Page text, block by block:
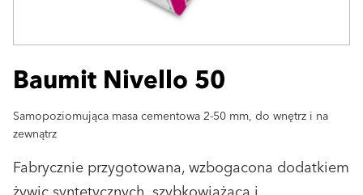
Baumit Nivello 50
Samopoziomująca masa cementowa 2-50 mm, do wnętrz i na
zewnątrz
Fabrycznie przygotowana, wzbogacona dodatkiem